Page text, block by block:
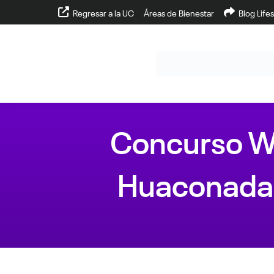
Regresar a la UC Áreas de Bienestar Blog
Concurso